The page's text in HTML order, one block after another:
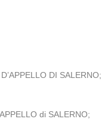
DI SALERNO;
di SALERNO;